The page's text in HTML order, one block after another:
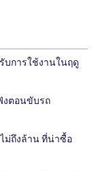
บการใช้งานในฤดู
งตอนขับรถ
ม่ถึงล้าน ที่น่าซื้อ